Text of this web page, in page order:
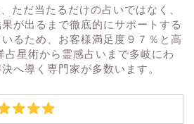
ただ当たるだけの占いではなく、
が出るまで徹底的にサポートする
るため、お客様満足度９７％と高
占星術から霊感占いまで多岐にわ
へ導く専門家が多数います。